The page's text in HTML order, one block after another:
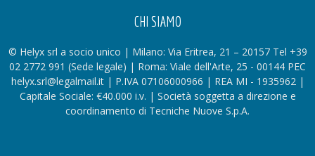
CHI SIAMO
© Helyx srl a socio unico | Milano: Via Eritrea, 21 – 20157 Tel +39
02 2772 991 (Sede legale) | Roma: Viale dell'Arte, 25 - 00144 PEC
helyx.srl@legalmail.it | P.IVA 07106000966 | REA MI - 1935962 |
Capitale Sociale: €40.000 i.v. | Società soggetta a direzione e
coordinamento di Tecniche Nuove S.p.A.